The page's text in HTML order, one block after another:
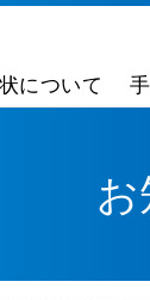
について
お